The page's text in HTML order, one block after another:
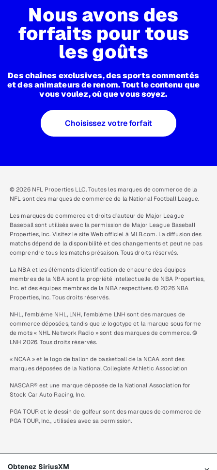
Nous avons des
forfaits pour tous
les goûts
Des chaînes exclusives, des sports commentés
et des animateurs de renom. Tout le contenu que
vous voulez, où que vous soyez.
Choisissez votre forfait
© 2026 NFL Properties LLC. Toutes les marques de commerce de la
NFL sont des marques de commerce de la National Football League.
Les marques de commerce et droits d’auteur de Major League
Baseball sont utilisés avec la permission de Major League Baseball
Properties, Inc. Visitez le site Web officiel à MLB.com. La diffusion des
matchs dépend de la disponibilité et des changements et peut ne pas
comprendre tous les matchs présaison. Tous droits réservés.
La NBA et les éléments d’identification de chacune des équipes
membres de la NBA sont la propriété intellectuelle de NBA Properties,
Inc. et des équipes membres de la NBA respectives. © 2026 NBA
Properties, Inc. Tous droits réservés.
NHL, l’emblème NHL, LNH, l’emblème LNH sont des marques de
commerce déposées, tandis que le logotype et la marque sous forme
de mots « NHL Network Radio » sont des marques de commerce. ©
LNH 2026. Tous droits réservés.
« NCAA » et le logo de ballon de basketball de la NCAA sont des
marques déposées de la National Collegiate Athletic Association
NASCAR® est une marque déposée de la National Association for
Stock Car Auto Racing, Inc.
PGA TOUR et le dessin de golfeur sont des marques de commerce de
PGA TOUR, Inc., utilisées avec sa permission.
Obtenez SiriusXM